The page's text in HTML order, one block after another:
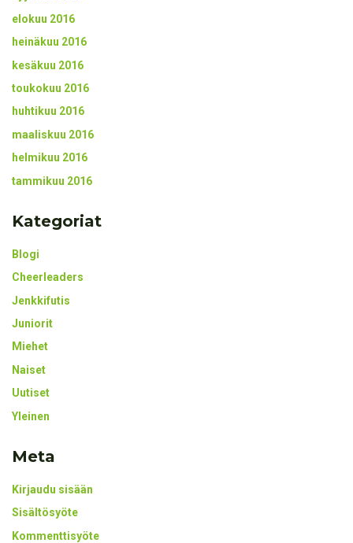
elokuu 2016
heinäkuu 2016
kesäkuu 2016
toukokuu 2016
huhtikuu 2016
maaliskuu 2016
helmikuu 2016
tammikuu 2016
Kategoriat
Blogi
Cheerleaders
Jenkkifutis
Juniorit
Miehet
Naiset
Uutiset
Yleinen
Meta
Kirjaudu sisään
Sisältösyöte
Kommenttisyöte